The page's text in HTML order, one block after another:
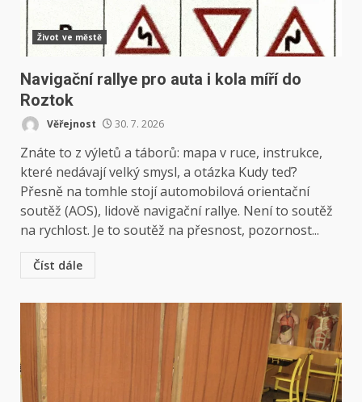
Život ve městě
Navigační rallye pro auta i kola míří do
Roztok
Věřejnost 30. 7. 2026
Znáte to z výletů a táborů: mapa v ruce, instrukce,
které nedávají velký smysl, a otázka Kudy teď?
Přesně na tomhle stojí automobilová orientační
soutěž (AOS), lidově navigační rallye. Není to soutěž
na rychlost. Je to soutěž na přesnost, pozornost...
Číst dále